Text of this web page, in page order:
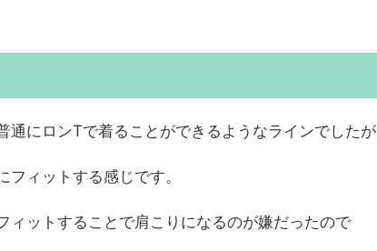
通にロンTで着ることができるようなラインでしたが
ィットする感じです。
ィットすることで肩こりになるのが嫌だったので